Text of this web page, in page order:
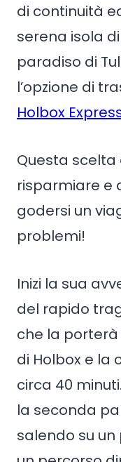
di continuità
serena isola
paradiso di
l’opzione di
Holbox
Questa
risparmiare e
godersi un
problemi!
Inizi la sua
del rapido
che la
di Holbox e la
circa 40
la seconda
salendo su un